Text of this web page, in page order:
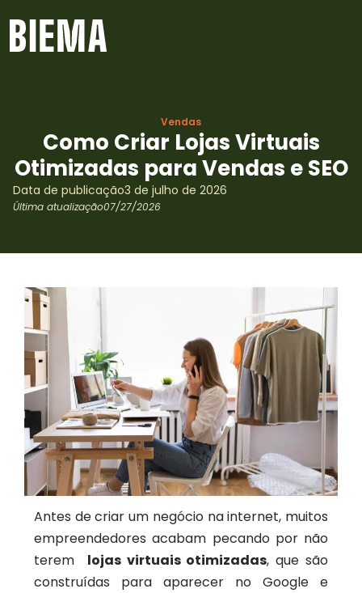
Vendas
Como Criar Lojas Virtuais
Otimizadas para Vendas e SEO
Data de publicação3 de julho de 2026
Última atualização07/27/2026
Antes de criar um negócio na internet, muitos
empreendedores acabam pecando por não
terem lojas virtuais otimizadas, que são
construídas para aparecer no Google e